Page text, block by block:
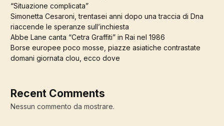
“Situazione complicata”
Simonetta Cesaroni, trentasei anni dopo una traccia di Dna
riaccende le speranze sull’inchiesta
Abbe Lane canta “Cetra Graffiti” in Rai nel 1986
Borse europee poco mosse, piazze asiatiche contrastate
domani giornata clou, ecco dove
Recent Comments
Nessun commento da mostrare.